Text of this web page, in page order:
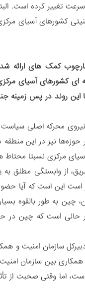
تغییر کرده است.
کشورهای آسیای
کمک های ارائه
ای کشورهای آسیای
روند در پس زمینه
نیروی محرکه اصلی
نیز در این
مرکزی نسبتا
از وابستگی مطلق به
این است که آیا حضور
به طور بالقوه بسیار
است که چین در
سازمان امنیت و
بین سازمان
اما وقتی صحبت از